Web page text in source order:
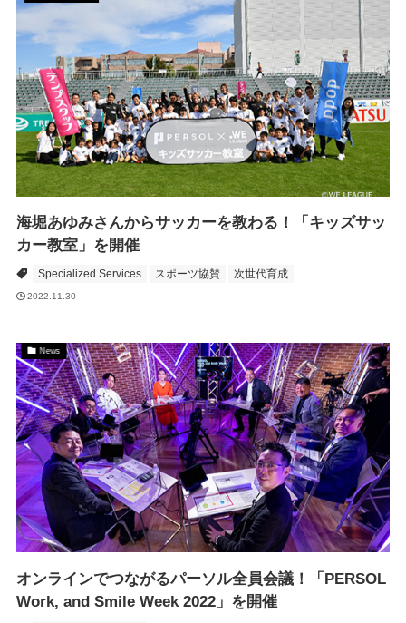
海堀あゆみさんからサッカーを教わる！「キッズサッ
カー教室」を開催
Specialized Services スポーツ協賛 次世代育成
2022.11.30
News
オンラインでつながるパーソル全員会議！「PERSOL
Work, and Smile Week 2022」を開催